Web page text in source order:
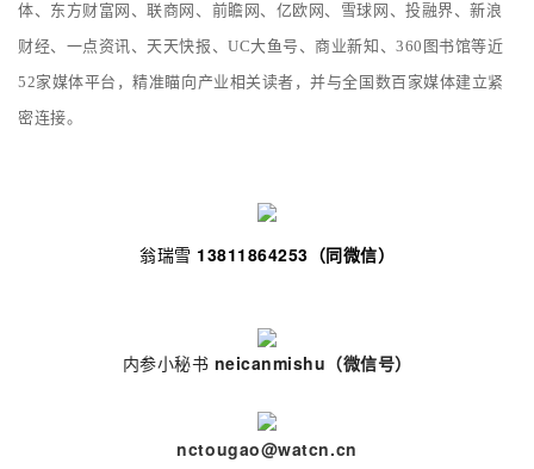
体、东方财富网、联商网、前瞻网、亿欧网、雪球网、投融界、新浪
财经、一点资讯、天天快报、UC大鱼号、商业新知、360图书馆等近
52家媒体平台，精准瞄向产业相关读者，并与全国数百家媒体建立紧
密连接。
翁瑞雪 13811864253（同微信）
内参小秘书 neicanmishu （微信号）
nctougao@watcn.cn